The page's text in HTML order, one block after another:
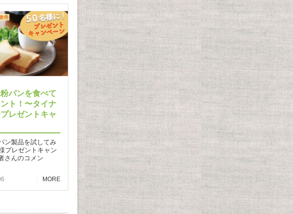
パンを食べて
ト！〜タイナ
レゼントキャ
ン製品を試してみ
プレゼントキャン
さんのコメン
MORE